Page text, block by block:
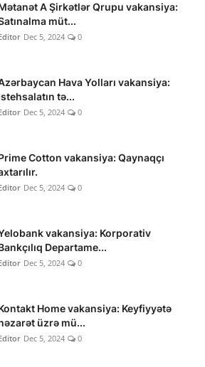
A Şirkətlər Qrupu vakansiya:
müt...
Dec 5, 2024 0
Hava Yolları vakansiya:
tə...
Dec 5, 2024 0
Cotton vakansiya: Qaynaqçı
Dec 5, 2024 0
vakansiya: Korporativ
Departame...
Dec 5, 2024 0
Home vakansiya: Keyfiyyətə
üzrə mü...
Dec 5, 2024 0